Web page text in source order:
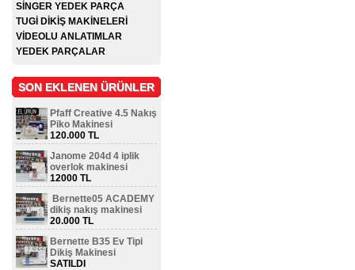
SİNGER YEDEK PARÇA
TUGİ DİKİŞ MAKİNELERİ
VİDEOLU ANLATIMLAR
YEDEK PARÇALAR
SON EKLENEN ÜRÜNLER
Pfaff Creative 4.5 Nakış
Piko Makinesi
120.000 TL
Janome 204d 4 iplik
overlok makinesi
12000 TL
Bernette05 ACADEMY
dikiş nakış makinesi
20.000 TL
Bernette B35 Ev Tipi
Dikiş Makinesi
SATILDI